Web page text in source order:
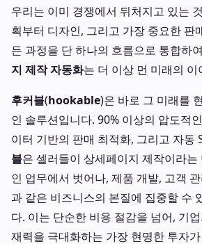
우리는 이미 경쟁에서 뒤처지고 있는
획부터 디자인, 그리고 가장 중요한 판
든 과정을 단 하나의 흐름으로 통합하
지 제작 자동화는 더 이상 먼 미래의
후커블(hookable)은 바로 그 미래를
인 솔루션입니다. 90% 이상의 압도적
이터 기반의 판매 최적화, 그리고 자동
블은 셀러들이 상세페이지 제작이라는
인 업무에서 벗어나, 제품 개발, 고객
과 같은 비즈니스의 본질에 집중할 수
다. 이는 단순한 비용 절감을 넘어, 기
재력을 극대화하는 가장 현명한 투자